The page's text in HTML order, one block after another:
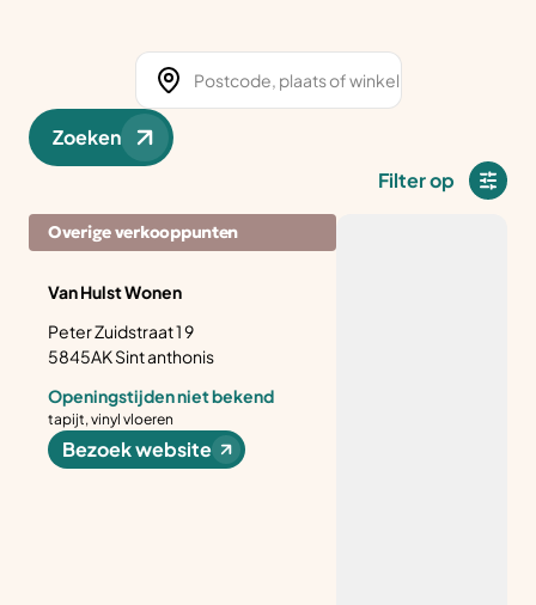
Zoeken
Filter op
Overige verkooppunten
Van Hulst Wonen
Peter Zuidstraat 1 9
5845AK Sint anthonis
Openingstijden niet bekend
tapijt, vinyl vloeren
Bezoek website